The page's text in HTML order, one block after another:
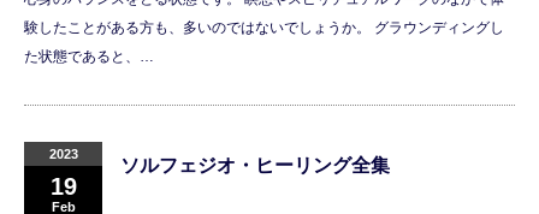
験したことがある方も、多いのではないでしょうか。 グラウンディングし
た状態であると、…
2023
19
Feb
ソルフェジオ・ヒーリング全集